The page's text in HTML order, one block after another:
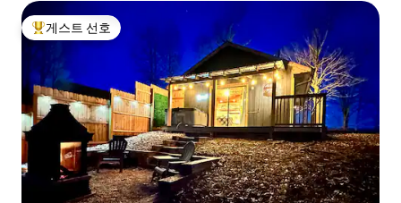
상위 게스트 선호
게스트 선호